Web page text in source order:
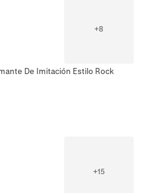
+8
De Imitación Estilo Rock
+15